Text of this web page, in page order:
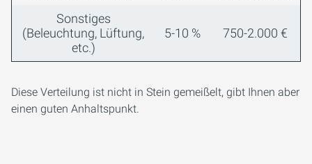
Sonstiges
(Beleuchtung, Lüftung,
etc.)
5-10 % 750-2.000 €
Diese Verteilung ist nicht in Stein gemeißelt, gibt Ihnen aber
einen guten Anhaltspunkt.